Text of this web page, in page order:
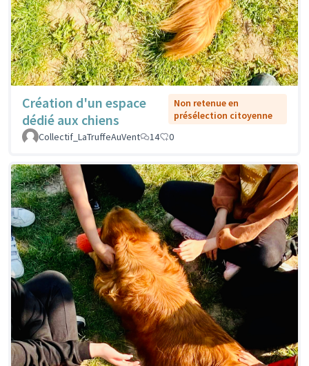
Création d'un espace
dédié aux chiens
Non retenue en
présélection citoyenne
Collectif_LaTruffeAuVent
14 0